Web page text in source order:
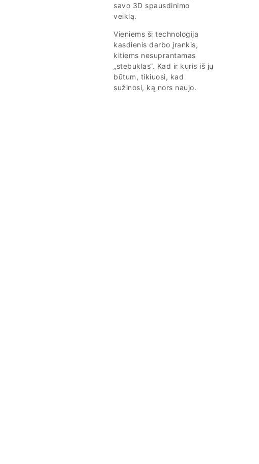
savo 3D spausdinimo
veiklą.
Vieniems ši technologija
kasdienis darbo įrankis,
kitiems nesuprantamas
„stebuklas“. Kad ir kuris iš jų
būtum, tikiuosi, kad
sužinosi, ką nors naujo.